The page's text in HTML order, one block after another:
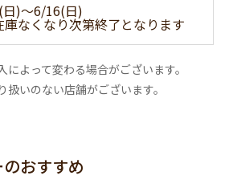
)～6/16(日)
なくなり次第終了となります
よって変わる場合がございます。
いのない店舗がございます。
おすすめ